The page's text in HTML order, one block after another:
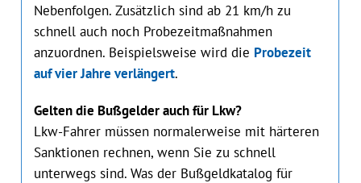
Nebenfolgen. Zusätzlich sind ab 21 km/h zu
schnell auch noch Probezeitmaßnahmen
anzuordnen. Beispielsweise wird die Probezeit
auf vier Jahre verlängert.
Gelten die Bußgelder auch für Lkw?
Lkw-Fahrer müssen normalerweise mit härteren
Sanktionen rechnen, wenn Sie zu schnell
unterwegs sind. Was der Bußge‌ldkatalog für